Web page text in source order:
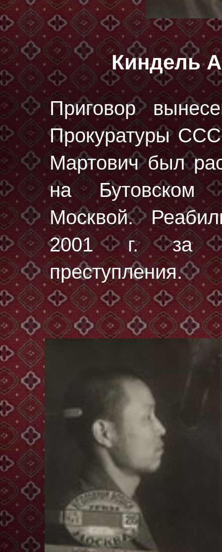
Киндель
Приговор
Прокуратуры
Мартович был
на Бутовском
Москвой.
2001 г. за
преступления.